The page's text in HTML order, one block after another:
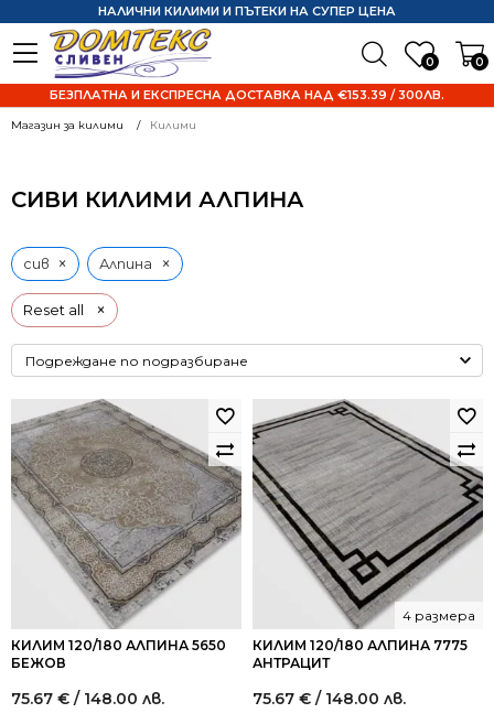
0 0
НАЛИЧНИ КИЛИМИ И ПЪТЕКИ НА СУПЕР ЦЕНА
БЕЗПЛАТНА И ЕКСПРЕСНА ДОСТАВКА НАД €153.39 / 300ЛВ.
Магазин за килими Килими
СИВИ КИЛИМИ АЛПИНА
Reset all ×
сив × Алпина ×
КИЛИМ 120/180 АЛПИНА 5650
БЕЖОВ
75.67 € / 148.00 лв.
КИЛИМ 120/180 АЛПИНА 7775
АНТРАЦИТ
4 размера
75.67 € / 148.00 лв.